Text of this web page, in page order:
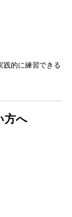
践的に練習できる
方へ